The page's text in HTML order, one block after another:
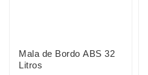
Mala de Bordo ABS 32
Litros